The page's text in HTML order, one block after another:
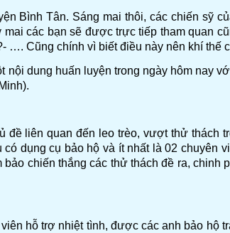
Bình Tân. Sáng mai thôi, các chiến sỹ
các bạn sẽ được trực tiếp tham quan
Cũng chính vì biết điều này nên khí thế
dung huấn luyện trong ngày hôm nay
liên quan đến leo trèo, vượt thử thách
dụng cụ bảo hộ và ít nhất là 02 chuyên
chiến thắng các thử thách đề ra, chinh
hỗ trợ nhiệt tình, được các anh bảo hộ